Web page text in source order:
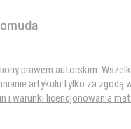
prawem autorskim.
artykułu tylko za zgodą
i warunki licencjonowania